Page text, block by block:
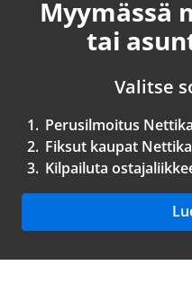
Myymässä
tai
Valitse
1. Perusilmoitus
2. Fiksut kaupat
3. Kilpailuta